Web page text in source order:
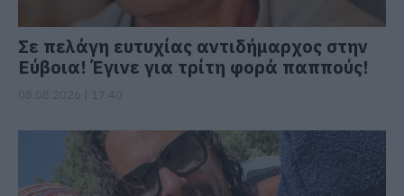
Σε πελάγη ευτυχίας αντιδήμαρχος στην
Εύβοια! Έγινε για τρίτη φορά παππούς!